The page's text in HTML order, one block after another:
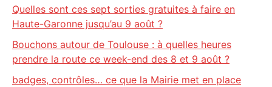
Quelles sont ces sept sorties gratuites à faire en
Haute-Garonne jusqu’au 9 août ?
Bouchons autour de Toulouse : à quelles heures
prendre la route ce week-end des 8 et 9 août ?
badges, contrôles… ce que la Mairie met en place